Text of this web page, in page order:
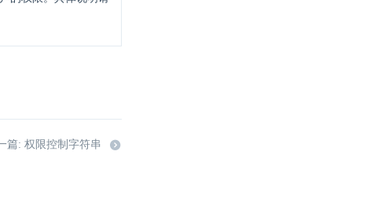
篇: 权限控制字符串